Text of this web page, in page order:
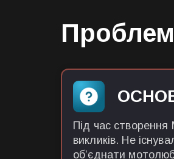
Під час створення
викликів. Не
об’єднати